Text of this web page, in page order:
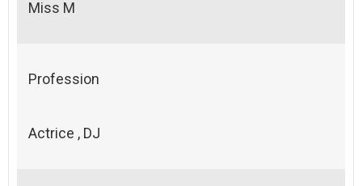
Miss M
Profession
Actrice , DJ